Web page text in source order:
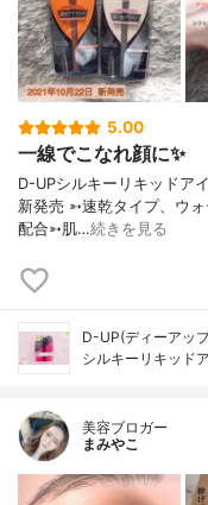
5.00
一線でこなれ顔に✨
D-UPシルキーリキッドア
新発売⁡⁡ ➳速乾タイプ、ウ
配合➳肌…続きを見る
D-UP(ディーアッ
シルキーリキッド
美容ブロガー
まみやこ